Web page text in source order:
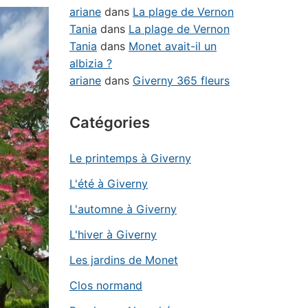
ariane dans La plage de Vernon
Tania dans La plage de Vernon
Tania dans Monet avait-il un
albizia ?
ariane dans Giverny 365 fleurs
Catégories
Le printemps à Giverny
L'été à Giverny
L'automne à Giverny
L'hiver à Giverny
Les jardins de Monet
Clos normand